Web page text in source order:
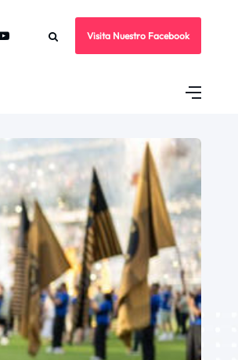
Visita Nuestro Facebook